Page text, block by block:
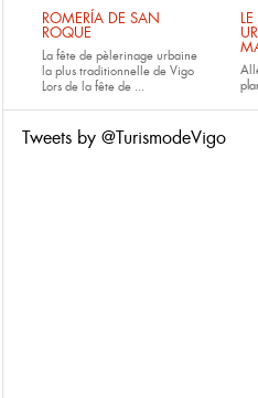
ROMERÍA DE SAN
ROQUE
La fête de pèlerinage urbaine
la plus traditionnelle de Vigo
Lors de la fête de ...
Tweets by @TurismodeVigo